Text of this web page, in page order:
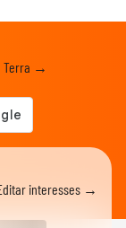
Terra →
interesses →